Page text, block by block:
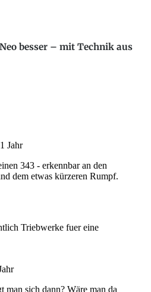
besser – mit Technik aus